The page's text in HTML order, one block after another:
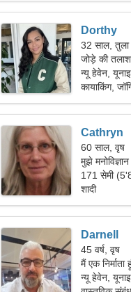
Dorthy
32 साल, तुला
जोड़े की
न्यू हेवेन,
कायाकिंग,
Cathryn
60 साल, वृष
मुझे
171 सेमी
शादी
Darnell
45 वर्ष, वृष
मैं एक
न्यू हेवेन,